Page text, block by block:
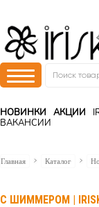
НОВИНКИ АКЦИИ
ВАКАНСИИ
Главная Каталог
С ШИММЕРОМ | IRISK